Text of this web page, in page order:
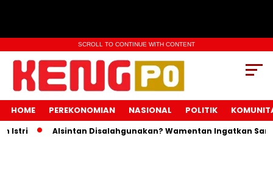
SCROLL TO CONTINUE WITH CONTENT
HOME PEREKONOMIAN NASIONAL POLITIK
Alsintan Disalahgunakan? Wamentan Ingatkan Sanksi